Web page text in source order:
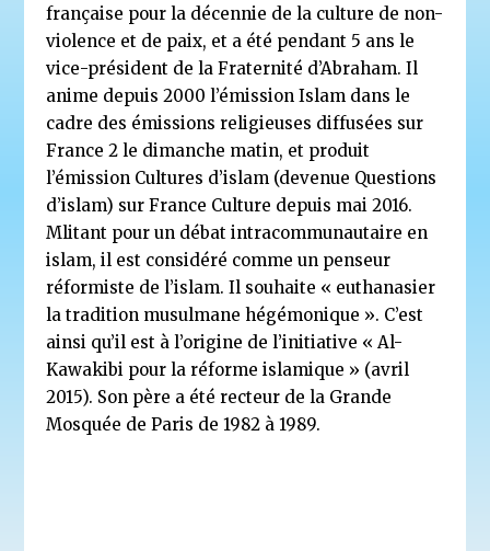
française pour la décennie de la culture de non-
violence et de paix, et a été pendant 5 ans le
vice-président de la Fraternité d’Abraham. Il
anime depuis 2000 l’émission Islam dans le
cadre des émissions religieuses diffusées sur
France 2 le dimanche matin, et produit
l’émission Cultures d’islam (devenue Questions
d’islam) sur France Culture depuis mai 2016.
Mlitant pour un débat intracommunautaire en
islam, il est considéré comme un penseur
réformiste de l’islam. Il souhaite « euthanasier
la tradition musulmane hégémonique ». C’est
ainsi qu’il est à l’origine de l’initiative « Al-
Kawakibi pour la réforme islamique » (avril
2015). Son père a été recteur de la Grande
Mosquée de Paris de 1982 à 1989.